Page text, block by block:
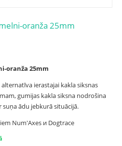
oranža 25mm
oranža 25mm
ierastajai kakla siksnas
gumijas kakla siksna nodrošina
ādu jebkurā situācijā.
Num'Axes и Dogtrace